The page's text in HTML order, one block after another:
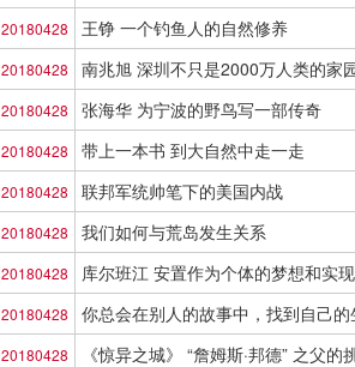
20180428 王铮 一个钓鱼人的自然修养
20180428 南兆旭 深圳不只是2000万人类的家
20180428 张海华 为宁波的野鸟写一部传奇
20180428 带上一本书 到大自然中走一走
20180428 联邦军统帅笔下的美国内战
20180428 我们如何与荒岛发生关系
20180428 库尔班江 安置作为个体的梦想和实现
20180428 你总会在别人的故事中，找到自己
20180428 《惊异之城》 “詹姆斯·邦德” 之父的